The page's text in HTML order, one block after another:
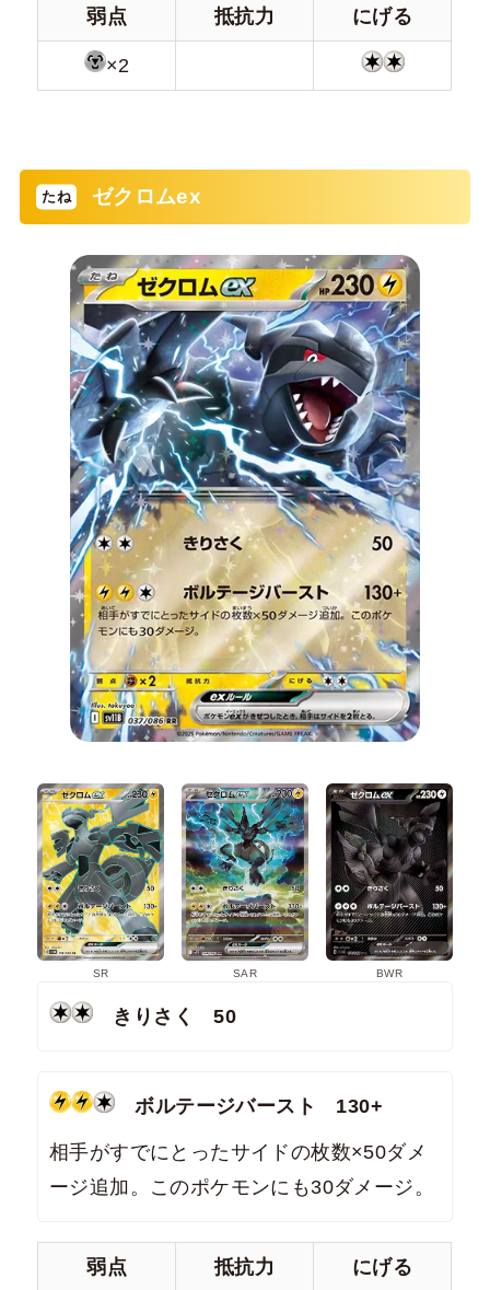
弱点 抵抗力 にげる
×2
ゼクロムex
SR SAR BWR
きりさく 50
ボルテージバースト 130+
相手がすでにとったサイドの枚数×50ダメ
ージ追加。このポケモンにも30ダメージ。
弱点 抵抗力 にげる